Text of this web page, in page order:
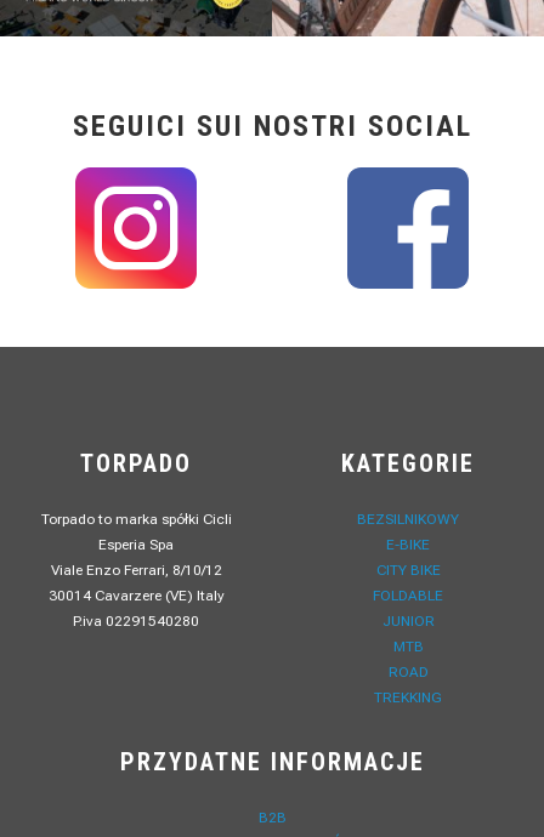
SEGUICI SUI NOSTRI SOCIAL
TORPADO
Torpado to marka spółki Cicli
Esperia Spa
Viale Enzo Ferrari, 8/10/12
30014 Cavarzere (VE) Italy
P.iva 02291540280
KATEGORIE
BEZSILNIKOWY
E-BIKE
CITY BIKE
FOLDABLE
JUNIOR
MTB
ROAD
TREKKING
PRZYDATNE INFORMACJE
B2B